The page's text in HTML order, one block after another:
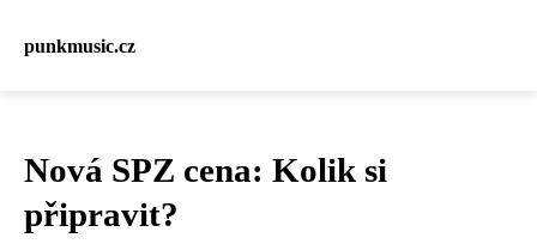
punkmusic.cz
Nová SPZ cena: Kolik si
připravit?